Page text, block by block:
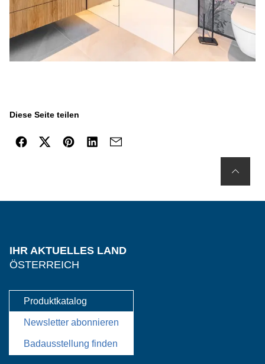
Diese Seite teilen
IHR AKTUELLES LAND
ÖSTERREICH
Produktkatalog
Newsletter abonnieren
Badausstellung finden